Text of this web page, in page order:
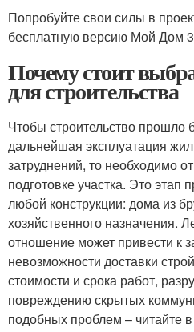
Попробуйте свои силы в
бесплатную версию Мой Дом
Почему стоит
для строительства
Чтобы строительство прошло
дальнейшая эксплуатация
затруднений, то необходимо
подготовке участка. Это этап
любой конструкции: дома из
хозяйственного назначения.
отношение может привести к
невозможности доставки
стоимости и срока работ,
повреждению скрытых
подобных проблем – читайте